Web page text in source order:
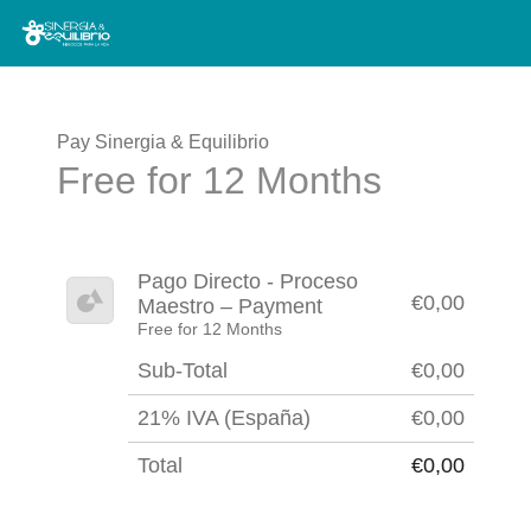
Pay Sinergia & Equilibrio
Free for 12 Months
Pago Directo - Proceso
Maestro – Payment
Free for 12 Months
€0,00
Sub-Total
€0,00
21% IVA (España)
€0,00
Total
€0,00